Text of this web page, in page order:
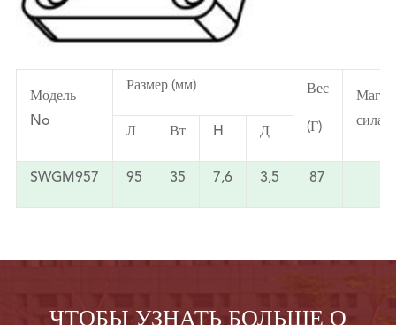
Модель
No
Размер (мм) Вес
(Г)
сила
Л Вт H Д
SWGM957 95 35 7,6 3,5 87
ЧТОБЫ УЗНАТЬ БОЛЬШЕ О